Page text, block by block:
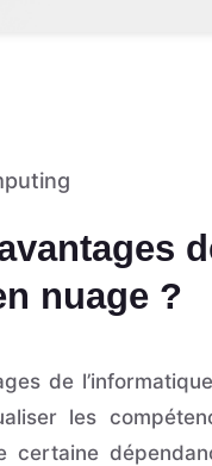
nuage ?
de
les
certaine